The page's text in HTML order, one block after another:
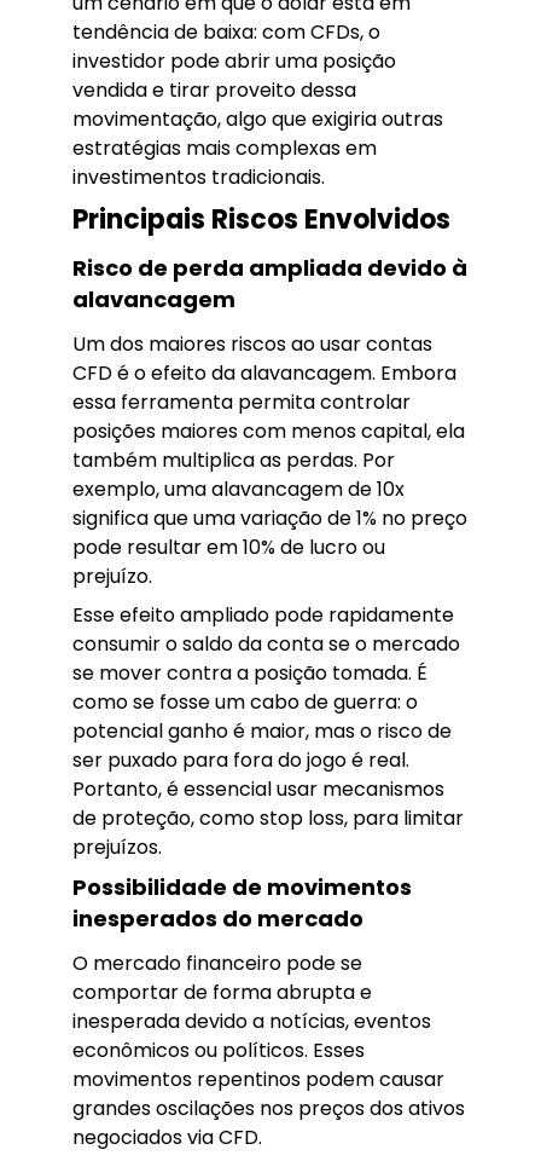
tendência de baixa: com CFDs, o
investidor pode abrir uma posição
vendida e tirar proveito dessa
movimentação, algo que exigiria outras
estratégias mais complexas em
investimentos tradicionais.
Principais Riscos Envolvidos
Risco de perda ampliada devido à
alavancagem
Um dos maiores riscos ao usar contas
CFD é o efeito da alavancagem. Embora
essa ferramenta permita controlar
posições maiores com menos capital, ela
também multiplica as perdas. Por
exemplo, uma alavancagem de 10x
significa que uma variação de 1% no preço
pode resultar em 10% de lucro ou
prejuízo.
Esse efeito ampliado pode rapidamente
consumir o saldo da conta se o mercado
se mover contra a posição tomada. É
como se fosse um cabo de guerra: o
potencial ganho é maior, mas o risco de
ser puxado para fora do jogo é real.
Portanto, é essencial usar mecanismos
de proteção, como stop loss, para limitar
prejuízos.
Possibilidade de movimentos
inesperados do mercado
O mercado financeiro pode se
comportar de forma abrupta e
inesperada devido a notícias, eventos
econômicos ou políticos. Esses
movimentos repentinos podem causar
grandes oscilações nos preços dos ativos
negociados via CFD.